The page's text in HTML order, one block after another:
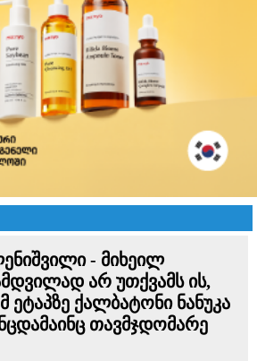
- მიხეილ
არ უთქვამს ის,
ეტაპზე ქალბატონი ნანუკა
თავმჯდომარე